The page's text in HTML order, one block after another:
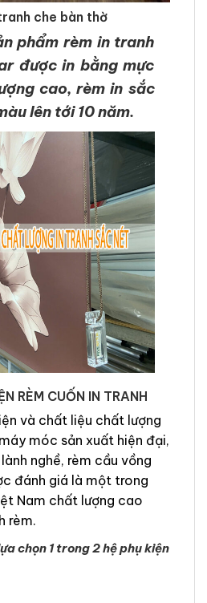
che bàn thờ
phẩm rèm in tranh
được in bằng mực
cao, rèm in sắc
lên tới 10 năm.
RÈM CUỐN IN TRANH
và chất liệu chất lượng
móc sản xuất hiện đại,
nghề, rèm cầu vồng
đánh giá là một trong
Nam chất lượng cao
rèm.
chọn 1 trong 2 hệ phụ kiện